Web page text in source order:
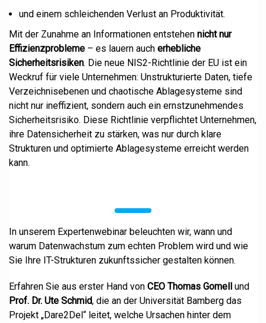
und einem schleichenden Verlust an Produktivität.
Mit der Zunahme an Informationen entstehen nicht nur
Effizienzprobleme – es lauern auch erhebliche
Sicherheitsrisiken. Die neue NIS2-Richtlinie der EU ist ein
Weckruf für viele Unternehmen: Unstrukturierte Daten, tiefe
Verzeichnisebenen und chaotische Ablagesysteme sind
nicht nur ineffizient, sondern auch ein ernstzunehmendes
Sicherheitsrisiko. Diese Richtlinie verpflichtet Unternehmen,
ihre Datensicherheit zu stärken, was nur durch klare
Strukturen und optimierte Ablagesysteme erreicht werden
kann.
In unserem Expertenwebinar beleuchten wir, wann und
warum Datenwachstum zum echten Problem wird und wie
Sie Ihre IT-Strukturen zukunftssicher gestalten können.
Erfahren Sie aus erster Hand von CEO Thomas Gomell und
Prof. Dr. Ute Schmid, die an der Universität Bamberg das
Projekt „Dare2Del“ leitet, welche Ursachen hinter dem